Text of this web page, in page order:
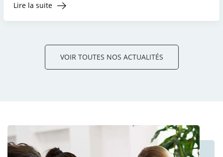
Lire la suite
VOIR TOUTES NOS ACTUALITÉS